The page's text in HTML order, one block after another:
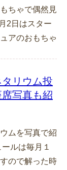
ちゃで偶然見
2日はスター
アのおもちゃ
リウム投
写真も紹
ムを写真で紹
ルは毎月１
ので解った時